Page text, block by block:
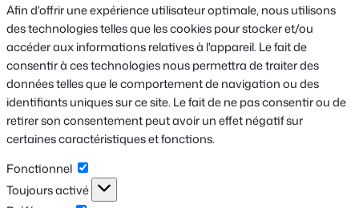
Afin d'offrir une expérience utilisateur optimale, nous utilisons
des technologies telles que les cookies pour stocker et/ou
accéder aux informations relatives à l'appareil. Le fait de
consentir à ces technologies nous permettra de traiter des
données telles que le comportement de navigation ou des
identifiants uniques sur ce site. Le fait de ne pas consentir ou de
retirer son consentement peut avoir un effet négatif sur
certaines caractéristiques et fonctions.
Fonctionnel
Fonctionnel
Toujours activé